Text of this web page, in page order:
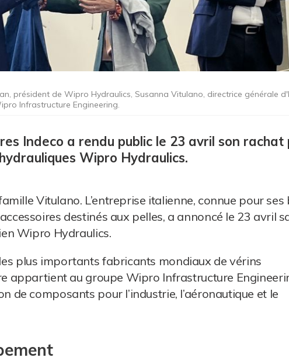
président de Wipro Hydraulics, Susanna Vitulano, directrice générale
Infrastructure Engineering.
Indeco a rendu public le 23 avril son rachat
Wipro Hydraulics.
Vitulano. L’entreprise italienne, connue pour ses
destinés aux pelles, a annoncé le 23 avril
Wipro Hydraulics.
plus importants fabricants mondiaux de vérins
appartient au groupe Wipro Infrastructure
de composants pour l’industrie, l’aéronautique et le